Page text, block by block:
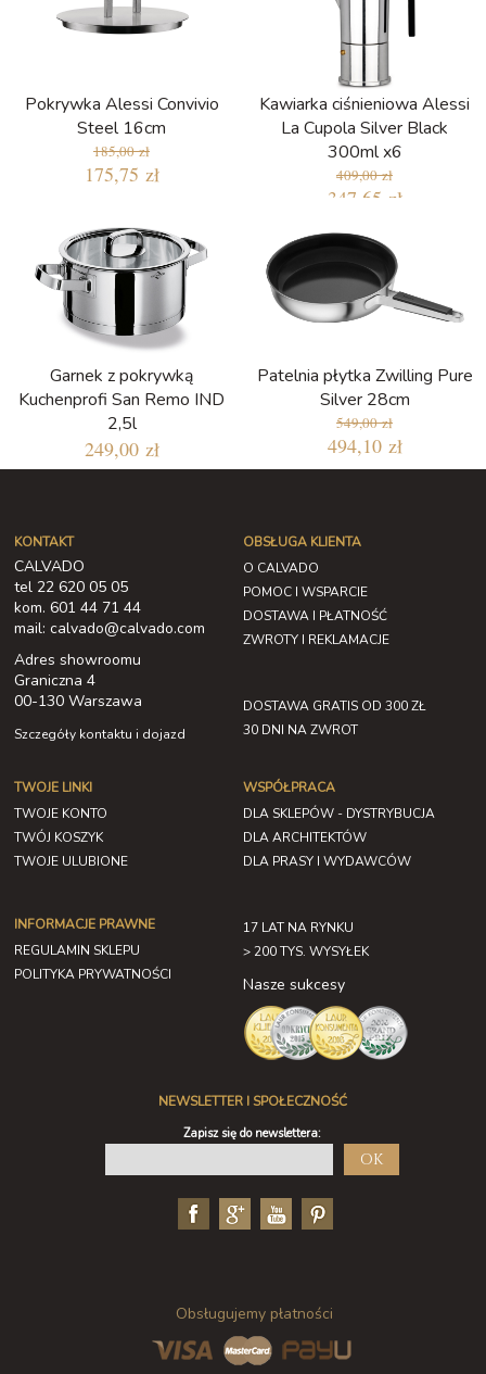
Pokrywka Alessi Convivio
Steel 16cm
185,00 zł
175,75 zł
Kawiarka ciśnieniowa Alessi
La Cupola Silver Black
300ml x6
409,00 zł
347,65 zł
dni: 347,65 zł
Garnek z pokrywką
Kuchenprofi San Remo IND
2,5l
249,00 zł
Patelnia płytka Zwilling Pure
Silver 28cm
549,00 zł
494,10 zł
KONTAKT
CALVADO
tel 22 620 05 05
kom. 601 44 71 44
mail: calvado@calvado.com
Adres showroomu
Graniczna 4
00-130 Warszawa
Szczegóły kontaktu i dojazd
OBSŁUGA KLIENTA
O CALVADO
POMOC I WSPARCIE
DOSTAWA I PŁATNOŚĆ
ZWROTY I REKLAMACJE
DOSTAWA GRATIS OD 300 ZŁ
30 DNI NA ZWROT
TWOJE LINKI
TWOJE KONTO
TWÓJ KOSZYK
TWOJE ULUBIONE
INFORMACJE PRAWNE
REGULAMIN SKLEPU
POLITYKA PRYWATNOŚCI
WSPÓŁPRACA
DLA SKLEPÓW - DYSTRYBUCJA
DLA ARCHITEKTÓW
DLA PRASY I WYDAWCÓW
17 LAT NA RYNKU
> 200 TYS. WYSYŁEK
Nasze sukcesy
NEWSLETTER I SPOŁECZNOŚĆ
Zapisz się do newslettera:
OK
Obsługujemy płatności